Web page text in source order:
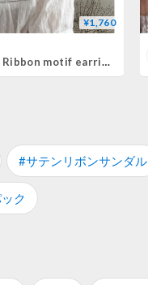
¥1,760
Fil. / Ribbon motif earrings(即納)2color
#サテンリボンサンダル
ク